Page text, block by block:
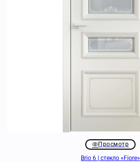
Просмотр
Brio 6 | стекло «Fiore»